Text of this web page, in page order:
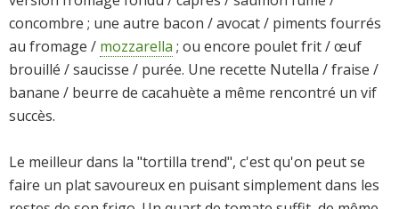
concombre ; une autre bacon / avocat / piments fourrés
au fromage / mozzarella ; ou encore poulet frit / œuf
brouillé / saucisse / purée. Une recette Nutella / fraise /
banane / beurre de cacahuète a même rencontré un vif
succès.
Le meilleur dans la "tortilla trend", c'est qu'on peut se
faire un plat savoureux en puisant simplement dans les